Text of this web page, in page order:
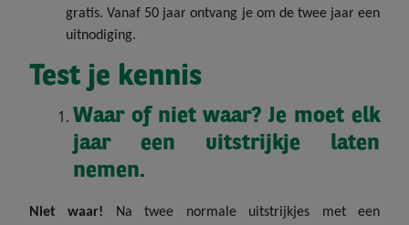
gratis. Vanaf 50 jaar ontvang je om de twee jaar een
uitnodiging.
Test je kennis
Waar of niet waar? Je moet elk
jaar een uitstrijkje laten
nemen.
Niet waar! Na twee normale uitstrijkjes met een